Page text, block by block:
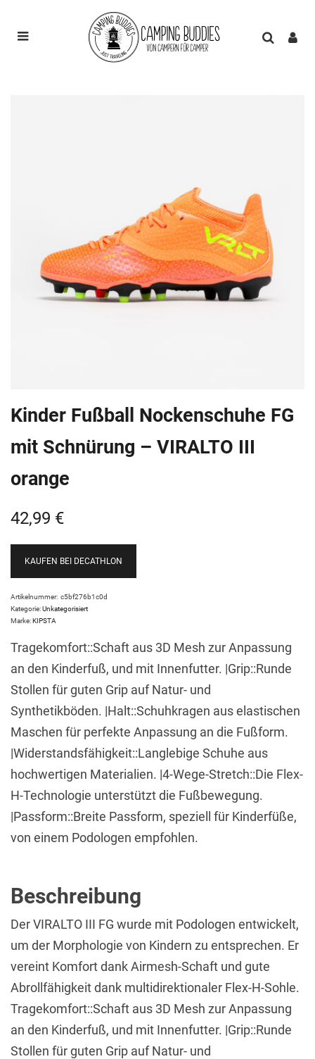
Kinder Fußball Nockenschuhe FG
mit Schnürung – VIRALTO III
orange
42,99 €
Tragekomfort::Schaft aus 3D Mesh zur Anpassung
an den Kinderfuß, und mit Innenfutter. |Grip::Runde
Stollen für guten Grip auf Natur- und
Synthetikböden. |Halt::Schuhkragen aus elastischen
Maschen für perfekte Anpassung an die Fußform.
|Widerstandsfähigkeit::Langlebige Schuhe aus
hochwertigen Materialien. |4-Wege-Stretch::Die Flex-
H-Technologie unterstützt die Fußbewegung.
|Passform::Breite Passform, speziell für Kinderfüße,
von einem Podologen empfohlen.
KAUFEN BEI DECATHLON
Artikelnummer: c5bf276b1c0d
Kategorie:Unkategorisiert
Marke:KIPSTA
Beschreibung
Der VIRALTO III FG wurde mit Podologen entwickelt,
um der Morphologie von Kindern zu entsprechen. Er
vereint Komfort dank Airmesh-Schaft und gute
Abrollfähigkeit dank multidirektionaler Flex-H-Sohle.
Tragekomfort::Schaft aus 3D Mesh zur Anpassung
an den Kinderfuß, und mit Innenfutter. |Grip::Runde
Stollen für guten Grip auf Natur- und